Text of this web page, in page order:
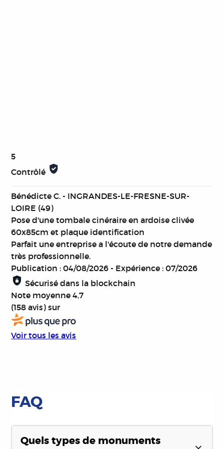
5
Contrôlé
Bénédicte C. - INGRANDES-LE-FRESNE-SUR-
LOIRE (49)
Pose d'une tombale cinéraire en ardoise clivée
60x85cm et plaque identification
Parfait une entreprise a l'écoute de notre demande
très professionnelle.
Publication : 04/08/2026 - Expérience : 07/2026
Sécurisé dans la blockchain
Note moyenne4,7
(158 avis)sur
Voir tous les avis
FAQ
Quels types de monuments